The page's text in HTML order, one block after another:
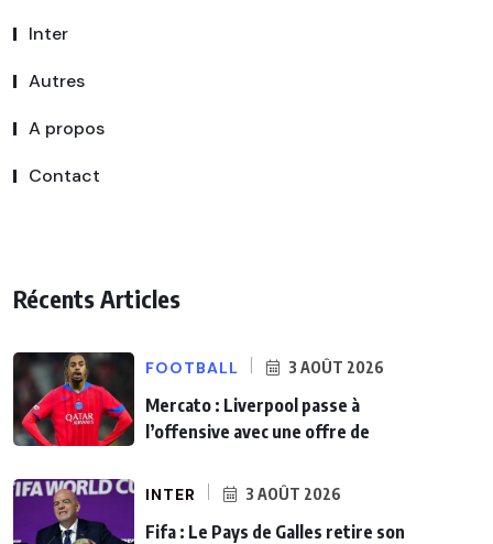
Inter
Autres
A propos
Contact
Récents Articles
FOOTBALL 3 AOÛT 2026
Mercato : Liverpool passe à
l’offensive avec une offre de
INTER 3 AOÛT 2026
Fifa : Le Pays de Galles retire son